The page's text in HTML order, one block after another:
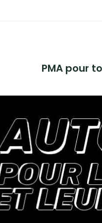
PMA pour